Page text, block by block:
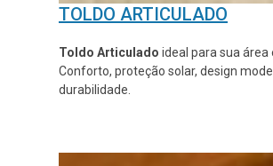
TOLDO ARTICULADO
Toldo Articulado ideal para sua área
Conforto, proteção solar, design
durabilidade.